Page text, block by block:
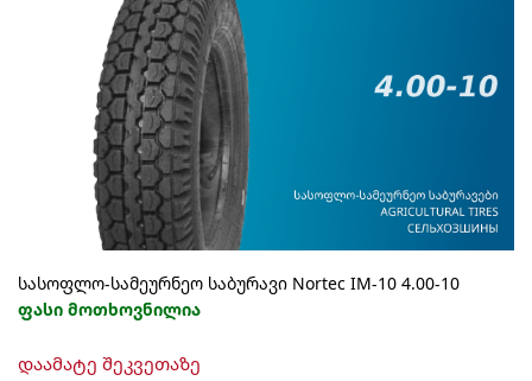
სასოფლო-სამეურნეო საბურავი Nortec IM-10 4.00-10
ფასი მოთხოვნილია
დაამატე შეკვეთაზე